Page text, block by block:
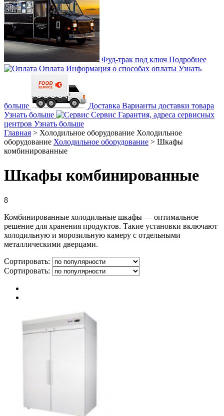
Фуд-трак под ключ Подробнее
Оплата Информация о способах оплаты Узнать
больше Доставка Варианты доставки товара
Узнать больше
Сервис Гарантия, адреса сервисных
центров Узнать больше
Главная > Холодильное оборудование Холодильное
оборудование Холодильное оборудование > Шкафы
комбинированные
Шкафы комбинированные
8
Комбинированные холодильные шкафы — оптимальное
решение для хранения продуктов. Такие установки включают
холодильную и морозильную камеру с отдельными
металлическими дверцами.
Сортировать:
Сортировать: